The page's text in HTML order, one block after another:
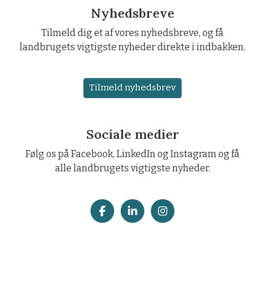
Nyhedsbreve
Tilmeld dig et af vores nyhedsbreve, og få
landbrugets vigtigste nyheder direkte i indbakken.
Tilmeld nyhedsbrev
Sociale medier
Følg os på Facebook, LinkedIn og Instagram og få
alle landbrugets vigtigste nyheder.